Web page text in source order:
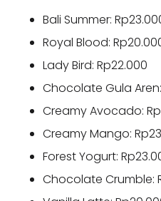
Bali Summer:
Royal Blood:
Lady Bird: Rp22.000
Chocolate Gula
Creamy Avocado:
Creamy Mango:
Forest Yogurt:
Chocolate Crumble: